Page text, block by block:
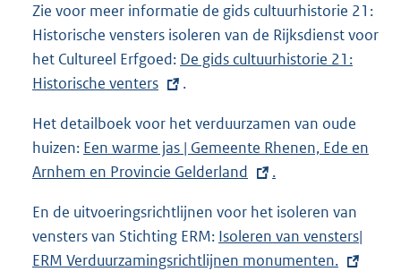
Zie voor meer informatie de gids cultuurhistorie 21:
Historische vensters isoleren van de Rijksdienst voor
het Cultureel Erfgoed: E
x
e
r
n
e
l
i
De gids cultuurhistorie 21:
Historische venters
.
Het detailboek voor het verduurzamen van oude
huizen: E
x
e
r
n
Een warme jas | Gemeente Rhenen, Ede en
Arnhem en Provincie Gelderland
.
En de uitvoeringsrichtlijnen voor het isoleren van
vensters van Stichting ERM: E
x
Isoleren van vensters|
ERM Verduurzamingsrichtlijnen monumenten.